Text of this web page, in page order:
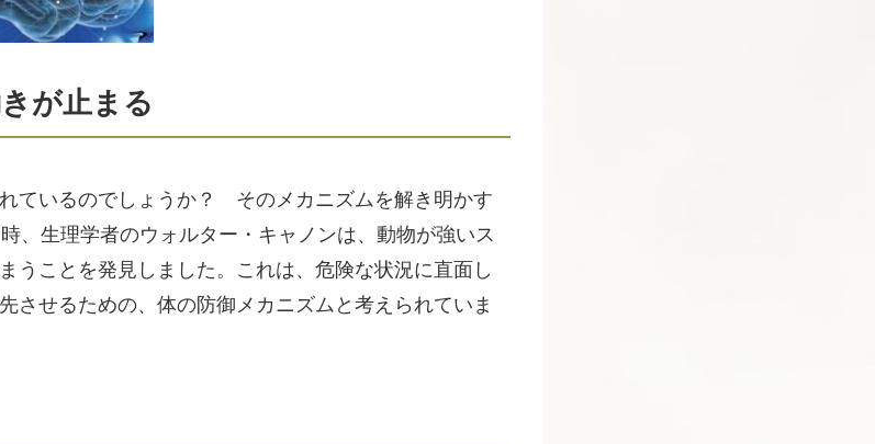
が止まる
ているのでしょうか？ そのメカニズムを解き明かす
、生理学者のウォルター・キャノンは、動物が強いス
うことを発見しました。これは、危険な状況に直面し
させるための、体の防御メカニズムと考えられていま